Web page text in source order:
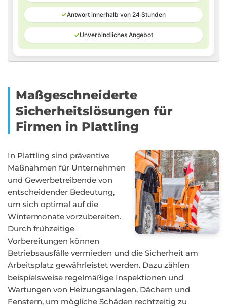
✓Antwort innerhalb von 24 Stunden
✓Unverbindliches Angebot
Maßgeschneiderte
Sicherheitslösungen für
Firmen in Plattling
In Plattling sind präventive
Maßnahmen für Unternehmen
und Gewerbetreibende von
entscheidender Bedeutung,
um sich optimal auf die
Wintermonate vorzubereiten.
Durch frühzeitige
Vorbereitungen können
Betriebsausfälle vermieden und die Sicherheit am
Arbeitsplatz gewährleistet werden. Dazu zählen
beispielsweise regelmäßige Inspektionen und
Wartungen von Heizungsanlagen, Dächern und
Fenstern, um mögliche Schäden rechtzeitig zu